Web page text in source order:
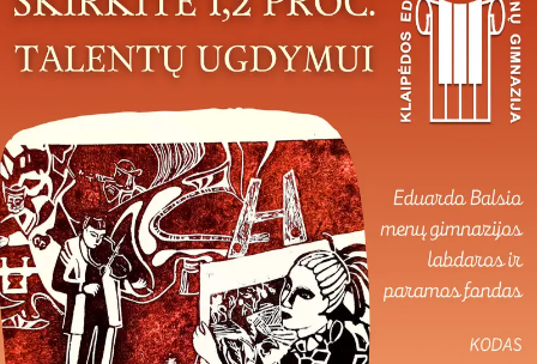
Virtualus asistentas E. Balsio gimnazijos DI
Sveiki! Taip, aš esu virtualus. Tačiau dirbtinis intelektas
suteikia man galimybę ne tik analizuoti Jūsų klausimą, bet
dar tobulai atsimenu visą šioje svetainėje pateiktą
informaciją. Jei visgi man pritrūks išmanumo - pateiksiu
Jums reikiamus kontaktus, kur galėsite pasiklausti
atsakingo specialisto.
Taigi... kuo galėčiau Jums padėti?